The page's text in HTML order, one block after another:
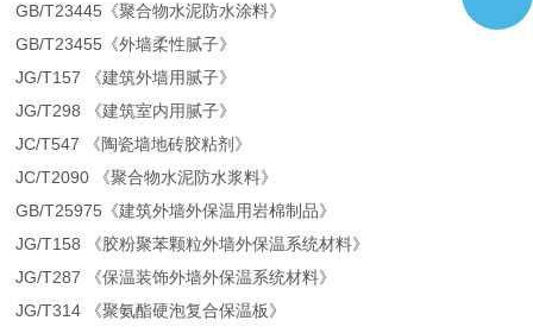
GB/T23445《聚合物水泥防水涂料》
GB/T23455《外墙柔性腻子》
JG/T157 《建筑外墙用腻子》
JG/T298 《建筑室内用腻子》
JC/T547 《陶瓷墙地砖胶粘剂》
JC/T2090 《聚合物水泥防水浆料》
GB/T25975《建筑外墙外保温用岩棉制品》
JG/T158 《胶粉聚苯颗粒外墙外保温系统材料》
JG/T287 《保温装饰外墙外保温系统材料》
JG/T314 《聚氨酯硬泡复合保温板》